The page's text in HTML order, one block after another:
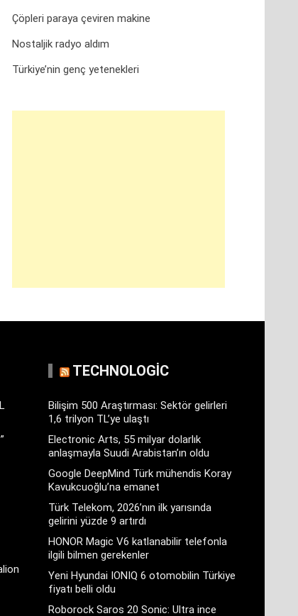
Çöpleri paraya çeviren makine
Nostaljik radyo aldım
Türkiye’nin genç yetenekleri
TECHNOLOGIC
Bilişim 500 Araştırması: Sektör gelirleri
1,6 trilyon TL’ye ulaştı
Electronic Arts, 55 milyar dolarlık
anlaşmayla Suudi Arabistan’ın oldu
Google DeepMind Türk mühendis Koray
Kavukcuoğlu’na emanet
Türk Telekom, 2026’nın ilk yarısında
gelirini yüzde 9 artırdı
HONOR Magic V6 katlanabilir telefonla
ilgili bilmen gerekenler
Yeni Hyundai IONIQ 6 otomobilin Türkiye
fiyatı belli oldu
Roborock Saros 20 Sonic: Ultra ince